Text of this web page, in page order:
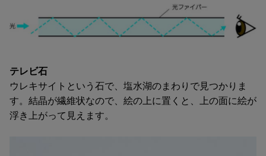
テレビ石
ウレキサイトという石で、塩水湖のまわりで見つかりま
す。結晶が繊維状なので、絵の上に置くと、上の面に絵が
浮き上がって見えます。